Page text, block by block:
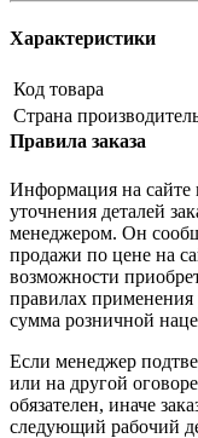
Характеристики
Код товара
Страна
Правила заказа
Информация на сайте
уточнения деталей
менеджером. Он
продажи по цене на
возможности
правилах
сумма розничной
Если менеджер
или на другой
обязателен, иначе
следующий рабочий